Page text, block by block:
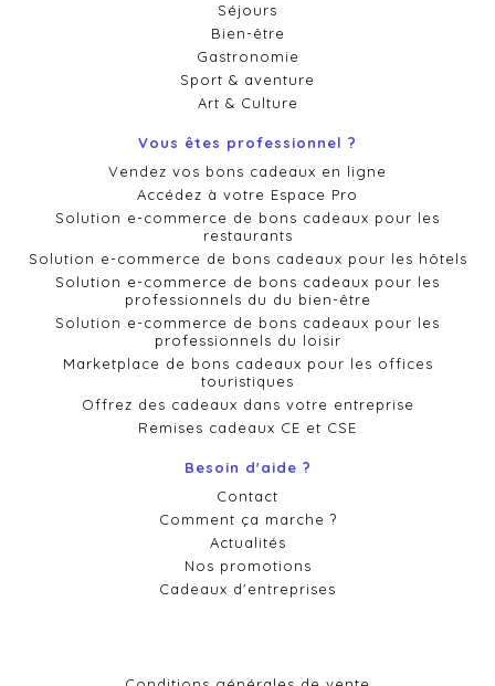
Séjours
Bien-être
Gastronomie
Sport & aventure
Art & Culture
Vous êtes professionnel ?
Vendez vos bons cadeaux en ligne
Accédez à votre Espace Pro
Solution e-commerce de bons cadeaux pour les
restaurants
Solution e-commerce de bons cadeaux pour les hôtels
Solution e-commerce de bons cadeaux pour les
professionnels du du bien-être
Solution e-commerce de bons cadeaux pour les
professionnels du loisir
Marketplace de bons cadeaux pour les offices
touristiques
Offrez des cadeaux dans votre entreprise
Remises cadeaux CE et CSE
Besoin d'aide ?
Contact
Comment ça marche ?
Actualités
Nos promotions
Cadeaux d'entreprises